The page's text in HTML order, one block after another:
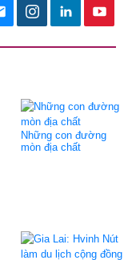
Những con đường
mòn địa chất